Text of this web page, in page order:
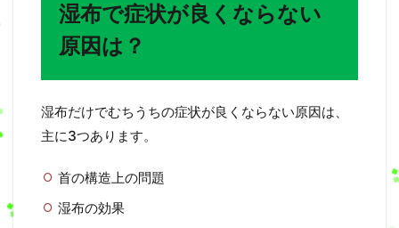
湿布で症状が良くならない
原因は？
湿布だけでむちうちの症状が良くならない原因は、
主に3つあります。
首の構造上の問題
湿布の効果